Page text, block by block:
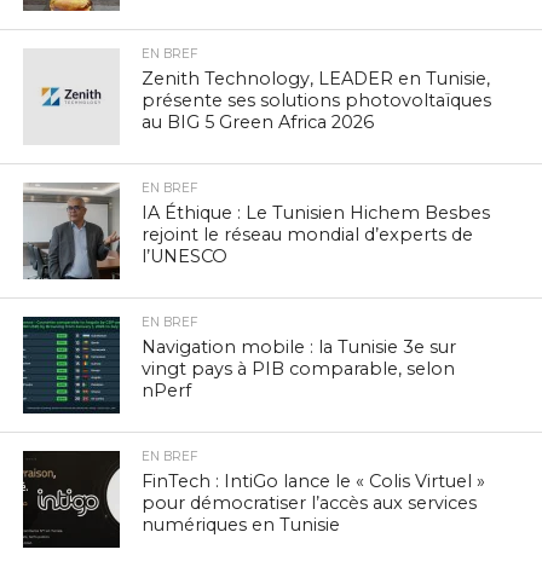
EN BREF
Zenith Technology, LEADER en Tunisie,
présente ses solutions photovoltaïques
au BIG 5 Green Africa 2026
EN BREF
IA Éthique : Le Tunisien Hichem Besbes
rejoint le réseau mondial d’experts de
l’UNESCO
EN BREF
Navigation mobile : la Tunisie 3e sur
vingt pays à PIB comparable, selon
nPerf
EN BREF
FinTech : IntiGo lance le « Colis Virtuel »
pour démocratiser l’accès aux services
numériques en Tunisie